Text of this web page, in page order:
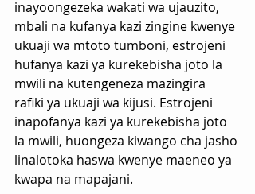
inayoongezeka wakati wa ujauzito,
mbali na kufanya kazi zingine kwenye
ukuaji wa mtoto tumboni, estrojeni
hufanya kazi ya kurekebisha joto la
mwili na kutengeneza mazingira
rafiki ya ukuaji wa kijusi. Estrojeni
inapofanya kazi ya kurekebisha joto
la mwili, huongeza kiwango cha jasho
linalotoka haswa kwenye maeneo ya
kwapa na mapajani.